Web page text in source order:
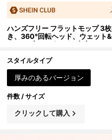
ハンズフリー フラットモップ 3
き、360°回転ヘッド、ウェット
ンモップ、リビング、寝室、バ
リーニング
スタイルタイプ
厚みのあるバージョン
件数 / サイズ
クリックして購入